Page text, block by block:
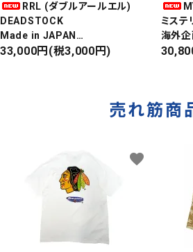
RRL (ダブルアールエル)
DEADSTOCK
Made in JAPAN
DAMAGE DENIM PANTS
33,000円(税3,000円)
ミステ
海外企
売れ筋商
favorite